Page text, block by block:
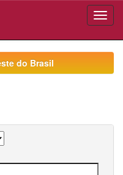
do Brasil